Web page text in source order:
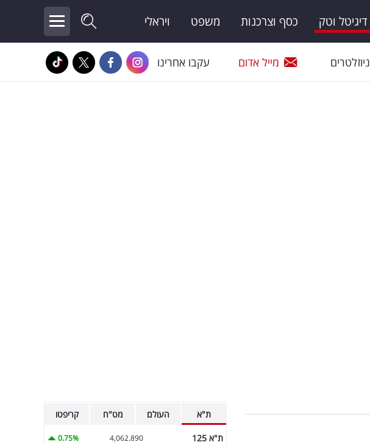
דיגיטל וטק כסף וצרכנות משפט ויראלי
ניוזלטרים מייל אדום עקבו אחרינו
ת"א העולם מט"ח קריפטו
ת"א 125 4,062.890
0.75%